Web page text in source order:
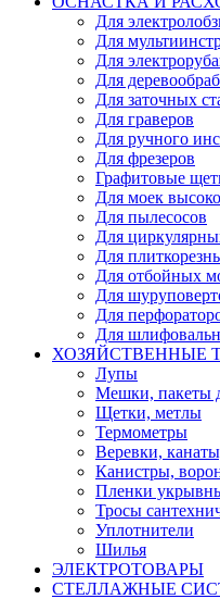
Для
Для
Для
Для
Для заточных
Для граверов
Для ручного
Для фрезеров
Графитовые
Для моек
Для пылесосов
Для
Для
Для отбойных
Для
Для
Для
ХОЗЯЙСТВЕННЫЕ
Лупы
Мешки, пакеты
Щетки, метлы
Термометры
Веревки,
Канистры,
Пленки
Тросы
Уплотнители
Шилья
ЭЛЕКТРОТОВАРЫ
СТЕЛЛАЖНЫЕ